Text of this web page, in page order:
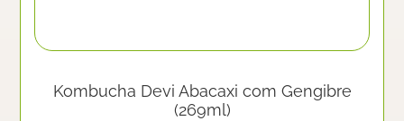
Kombucha Devi Abacaxi com Gengibre
(269ml)